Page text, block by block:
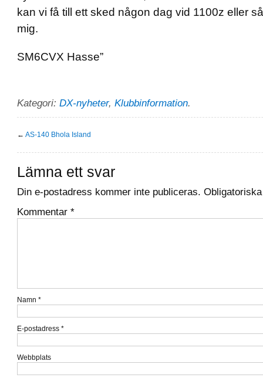
kan vi få till ett sked någon dag vid 1100z eller
mig.
SM6CVX Hasse”
Kategori: DX-nyheter, Klubbinformation.
← AS-140 Bhola Island
Lämna ett svar
Din e-postadress kommer inte publiceras.
Kommentar *
Namn *
E-postadress *
Webbplats